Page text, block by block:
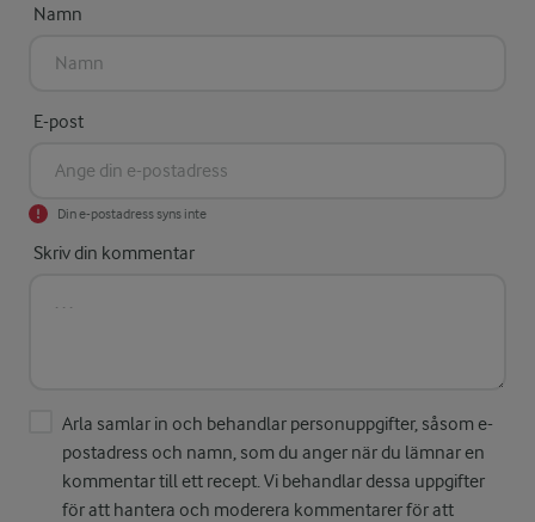
Namn
E-post
Din e-postadress syns inte
Skriv din kommentar
Arla samlar in och behandlar personuppgifter, såsom e-
postadress och namn, som du anger när du lämnar en
kommentar till ett recept. Vi behandlar dessa uppgifter
för att hantera och moderera kommentarer för att